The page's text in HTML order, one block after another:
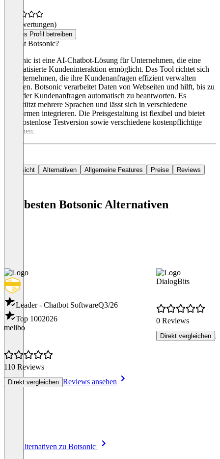
(0 Bewertungen)
Dieses Profil betreiben
Was ist Botsonic?
Botsonic ist eine AI-Chatbot-Lösung für Unternehmen, die eine
automatisierte Kundeninteraktion ermöglicht. Das Tool richtet sich
an Unternehmen, die ihre Kundenanfragen effizient verwalten
möchten. Botsonic verarbeitet Daten von Webseiten und hilft, bis zu
70 % der Kundenanfragen automatisch zu beantworten. Es
unterstützt mehrere Sprachen und lässt sich in verschiedene
Plattformen integrieren. Die Preisgestaltung ist flexibel und bietet
eine kostenlose Testversion sowie verschiedene kostenpflichtige
Optionen.
Übersicht Alternativen Allgemeine Features Preise Reviews
Die besten Botsonic Alternativen
Leader - Chatbot SoftwareQ3/26
Top 1002026
melibo
110 Reviews
Direkt vergleichen Reviews ansehen
DialogBits
0 Reviews
Direkt vergleichen
Alle Alternativen zu Botsonic